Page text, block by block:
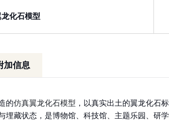
龙化石模型
加信息
的仿真翼龙化石模型 ，以真实出土的翼龙化石
埋藏状态，是博物馆、科技馆、主题乐园、研